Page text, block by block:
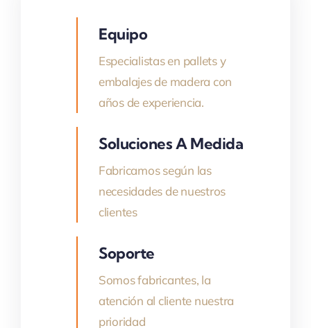
Equipo
Especialistas en pallets y
embalajes de madera con
años de experiencia.
Soluciones A Medida
Fabricamos según las
necesidades de nuestros
clientes
Soporte
Somos fabricantes, la
atención al cliente nuestra
prioridad